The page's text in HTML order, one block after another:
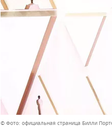
© Фото: официальная страница Билли